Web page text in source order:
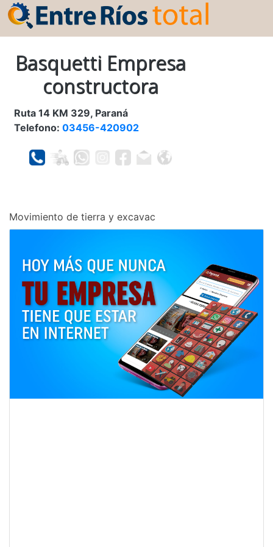
Basquetti Empresa
constructora
Ruta 14 KM 329, Paraná
Telefono: 03456-420902
Movimiento de tierra y excavac